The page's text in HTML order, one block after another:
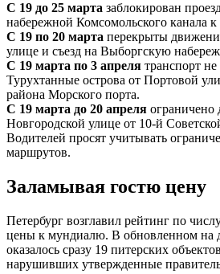
С 19 до 25 марта заблокирован
набережной Комсомольского канала
С 19 по 20 марта перекрыты
улице и съезд на Выборгскую
С 19 марта по 3 апреля транспорт
Турухтанные острова от Портовой
района Морского порта.
С 19 марта до 20 апреля ограничено
Новгородской улице от 10-й
Водителей просят учитывать
маршрутов.
Заламывая гостю цену
Петербург возглавил рейтинг по
цены к мундиалю. В обновленном на
оказалось сразу 19 питерских
нарушивших утвержденные